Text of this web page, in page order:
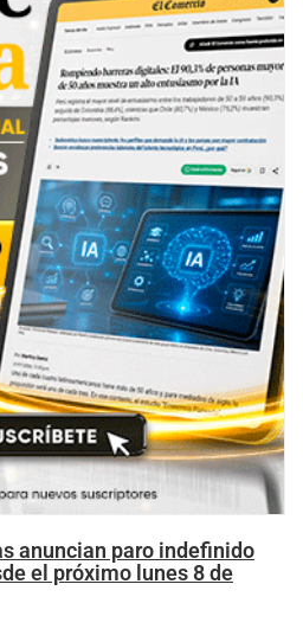
anuncian paro indefinido
el próximo lunes 8 de